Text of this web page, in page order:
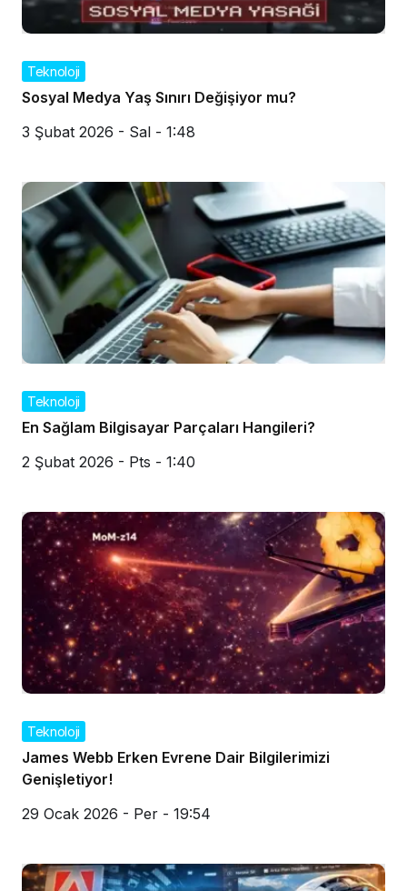
Teknoloji
Sosyal Medya Yaş Sınırı Değişiyor mu?
3 Şubat 2026 - Sal - 1:48
Teknoloji
En Sağlam Bilgisayar Parçaları Hangileri?
2 Şubat 2026 - Pts - 1:40
Teknoloji
James Webb Erken Evrene Dair Bilgilerimizi
Genişletiyor!
29 Ocak 2026 - Per - 19:54